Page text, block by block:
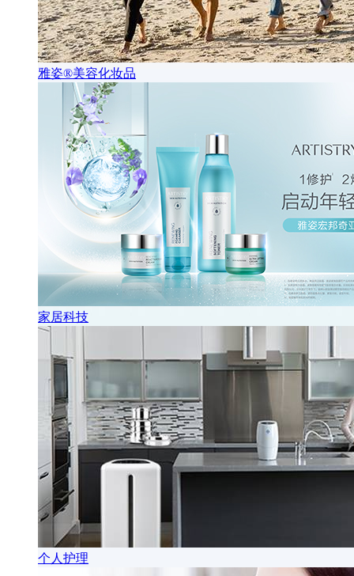
雅姿®美容化妆品
家居科技
个人护理